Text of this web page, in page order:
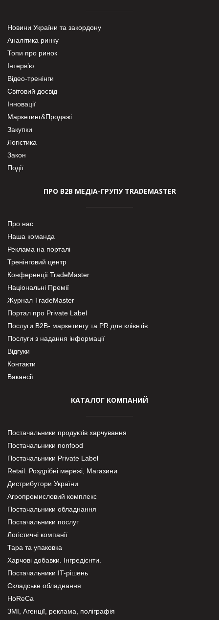
Новини України та закордону
Аналітика ринку
Топи про ринок
Інтерв’ю
Відео-тренінги
Світовий досвід
Інновації
Маркетинг&Продажі
Закупки
Логістика
Закон
Події
ПРО В2В МЕДІА-ГРУПУ TRADEMASTER
Про нас
Наша команда
Реклама на порталі
Тренінговий центр
Конференції TradeMaster
Національні Премії
Журнал TradeMaster
Портал про Private Label
Послуги В2В- маркетингу та PR для клієнтів
Послуги з надання інформації
Відгуки
Контакти
Вакансії
КАТАЛОГ КОМПАНИЙ
Постачальники продуктів харчування
Постачальники nonfood
Постачальники Private Label
Retail. Роздрібні мережі, Магазини
Дистрибутори України
Агропромисловий комплекс
Постачальники обладнання
Постачальники послуг
Логістичні компанії
Тара та упаковка
Харчові добавки. Інгредієнти.
Постачальники IT-рішень
Складське обладнання
HoReCa
ЗМІ, Агенції, реклама, поліграфія